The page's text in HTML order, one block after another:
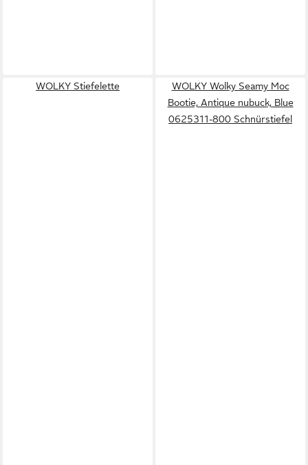
WOLKY Stiefelette
WOLKY Wolky Seamy Moc
Bootie, Antique nubuck, Blue
0625311-800 Schnürstiefel